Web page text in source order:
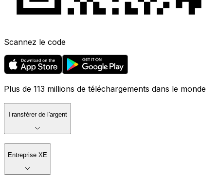
Scannez le code
Plus de 113 millions de téléchargements dans le monde
Transférer de l'argent
Entreprise XE